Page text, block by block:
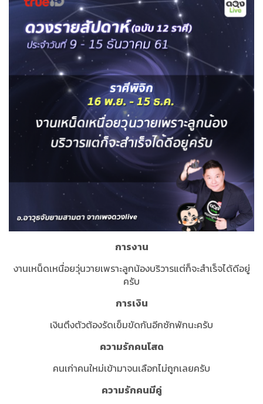
การงาน
งานเหน็ดเหนื่อยวุ่นวายเพราะลูกน้องบริวารแต่ก็จะสำเร็จได้ดีอยู่
ครับ
การเงิน
เงินตึงตัวต้องรัดเข็มขัดกันอีกซักพักนะครับ
ความรักคนโสด
คนเก่าคนใหม่เข้ามาจนเลือกไม่ถูกเลยครับ
ความรักคนมีคู่